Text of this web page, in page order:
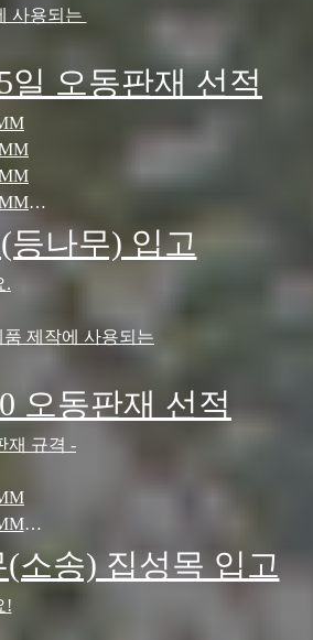
사용되는
었습니다.
공과 접착, 절삭이 용이하며
크랙이 있을 수 있으며,
있을 수 있습니다.
감재및 욕실 마감재로도
다.
면, 성실하게 답변해드리겠습니다.
.
일 오동판재 선적
정입니다.
등나무) 입고
.
제작에 사용되는
습니다.
를 +형태로 엮어 만든 제품입니다.
m 총길이 15m 입니다.
면, 성실하게 답변해드리겠습니다.
!
오동판재 선적
재 규격 -
소송) 집성목 입고
!